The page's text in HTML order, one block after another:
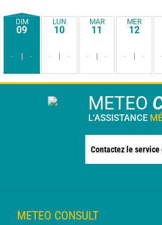
DIM
09
- -
LUN
10
- -
MAR
11
- -
MER
12
- -
METEO
L'ASSISTANCE
Contactez le
METEO CONSULT